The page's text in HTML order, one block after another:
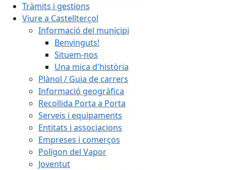
Tràmits i gestions
Viure a Castellterçol
Informació del municipi
Benvinguts!
Situem-nos
Una mica d'història
Plànol / Guia de carrers
Informació geogràfica
Recollida Porta a Porta
Serveis i equipaments
Entitats i associacions
Empreses i comerços
Polígon del Vapor
Joventut